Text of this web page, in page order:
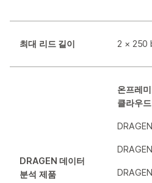
최대 리드 길이 2 × 250
DRAGEN 데이터
분석 제품
온프레
클라우드